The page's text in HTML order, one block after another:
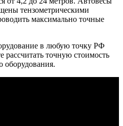
тензометрическими
максимально точные
в любую точку РФ
точную стоимость
оборудования.